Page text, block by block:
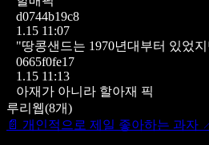
d0744b19c8
1.15 11:07
"땅콩샌드는 1970년대부터 있었
0665f0fe17
1.15 11:13
아재가 아니라 할아재 픽
루리웹(8개)
📄 개인적으로 제일 좋아하는 과자